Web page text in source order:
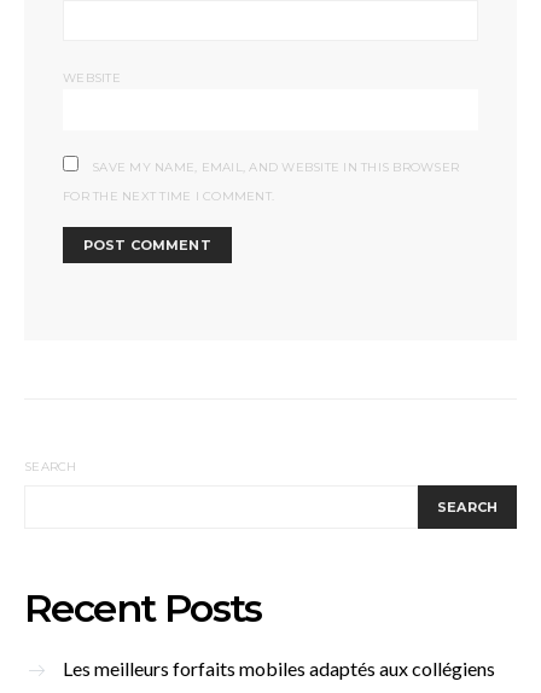
WEBSITE
SAVE MY NAME, EMAIL, AND WEBSITE IN THIS BROWSER
FOR THE NEXT TIME I COMMENT.
SEARCH
SEARCH
Recent Posts
Les meilleurs forfaits mobiles adaptés aux collégiens